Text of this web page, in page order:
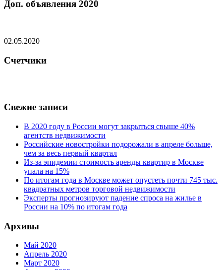
Доп. объявления 2020
02.05.2020
Счетчики
Свежие записи
В 2020 году в России могут закрыться свыше 40%
агентств недвижимости
Российские новостройки подорожали в апреле больше,
чем за весь первый квартал
Из-за эпидемии стоимость аренды квартир в Москве
упала на 15%
По итогам года в Москве может опустеть почти 745 тыс.
квадратных метров торговой недвижимости
Эксперты прогнозируют падение спроса на жилье в
России на 10% по итогам года
Архивы
Май 2020
Апрель 2020
Март 2020